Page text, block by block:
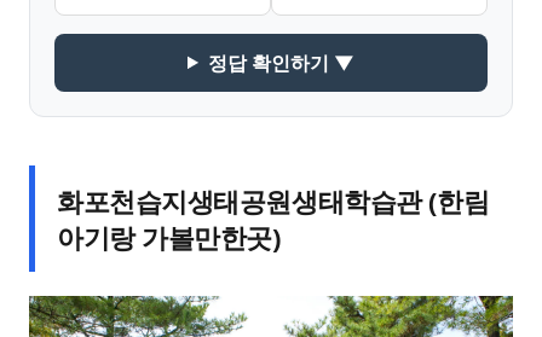
정답 확인하기 ▼
화포천습지생태공원생태학습관 (한림
아기랑 가볼만한곳)